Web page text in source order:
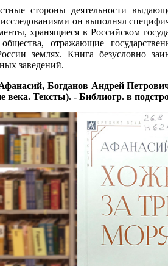
стороны деятельности
он выполнял
хранящиеся в Российском
отражающие
землях. Книга безусловно
заведений.
Богданов Андрей
века. Тексты). - Библиогр. в